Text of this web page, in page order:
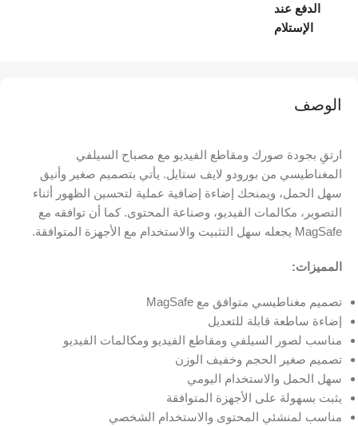
الدفع عند
الإستلام
الوصف
ارتقِ بجودة صورك ومقاطع الفيديو مع مصباح السيلفي
المغناطيسي من بورودو لايف ستايل. يأتي بتصميم صغير وأنيق
سهل الحمل، ويمنحك إضاءة إضافية عملية لتحسين الظهور أثناء
التصوير، مكالمات الفيديو، وصناعة المحتوى. كما أن توافقه مع
MagSafe يجعله سهل التثبيت والاستخدام مع الأجهزة المتوافقة.
المميزات:
تصميم مغناطيسي متوافق مع MagSafe
إضاءة ساطعة قابلة للتعديل
مناسب لصور السيلفي ومقاطع الفيديو ومكالمات الفيديو
تصميم صغير الحجم وخفيف الوزن
سهل الحمل والاستخدام اليومي
يثبت بسهولة على الأجهزة المتوافقة
مناسب لمنشئي المحتوى والاستخدام الشخصي